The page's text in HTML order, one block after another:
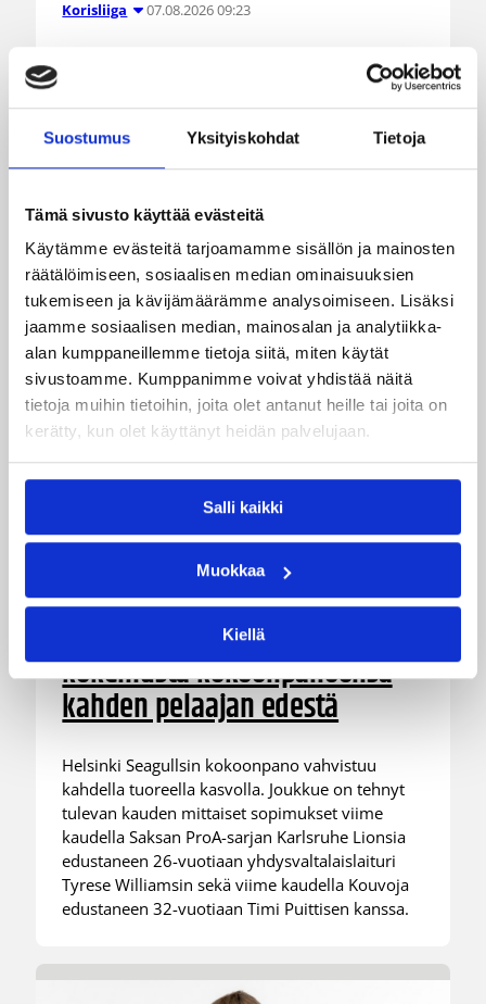
Suostumus Yksityiskohdat Tietoja
Tämä sivusto käyttää evästeitä
Käytämme evästeitä tarjoamamme sisällön ja mainosten
räätälöimiseen, sosiaalisen median ominaisuuksien
tukemiseen ja kävijämäärämme analysoimiseen. Lisäksi
jaamme sosiaalisen median, mainosalan ja analytiikka-
alan kumppaneillemme tietoja siitä, miten käytät
sivustoamme. Kumppanimme voivat yhdistää näitä
tietoja muihin tietoihin, joita olet antanut heille tai joita on
kerätty, kun olet käyttänyt heidän palvelujaan.
Salli kaikki
Muokkaa
Kiellä
Korisliiga 07.08.2026 09:23
Daniel Dolenc KTP-Basketin
haaviin
Liettuassa, Romaniassa, Bosniassa ja viimeksi
05.08.2026 11:34
Seagulls hankki taitoa ja
kokemusta kokoonpanoonsa
kahden pelaajan edestä
Helsinki Seagullsin kokoonpano vahvistuu
kahdella tuoreella kasvolla. Joukkue on tehnyt
tulevan kauden mittaiset sopimukset viime
kaudella Saksan ProA-sarjan Karlsruhe Lionsia
edustaneen 26-vuotiaan yhdysvaltalaislaituri
Tyrese Williamsin sekä viime kaudella Kouvoja
edustaneen 32-vuotiaan Timi Puittisen kanssa.